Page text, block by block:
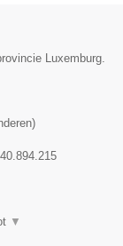
Luxemburg.
)
▼